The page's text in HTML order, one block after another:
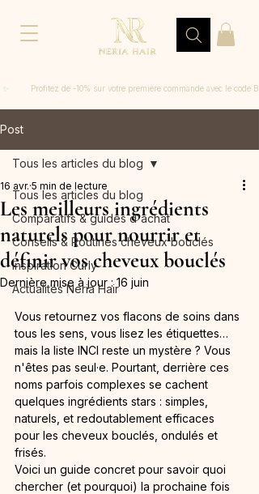
✨         Profitez de -10% sur votre première commande avec le code
Post
Tous les articles du blog
Comparatifs & guides d'achat
Conseils & Routines cheveux bouclés
Inspiration Curly
Actualités Neria Hair
Tous les articles du blog
Les meilleurs ingrédients
naturels pour nourrir et
définir vos cheveux bouclés
16 avr. 5 min de lecture
Dernière mise à jour :16 juin
Vous retournez vos flacons de soins dans
tous les sens, vous lisez les étiquettes…
mais la liste INCI reste un mystère ? Vous
n'êtes pas seul·e. Pourtant, derrière ces
noms parfois complexes se cachent
quelques ingrédients stars : simples,
naturels, et redoutablement efficaces
pour les cheveux bouclés, ondulés et
frisés.
Voici un guide concret pour savoir quoi
chercher (et pourquoi) la prochaine fois